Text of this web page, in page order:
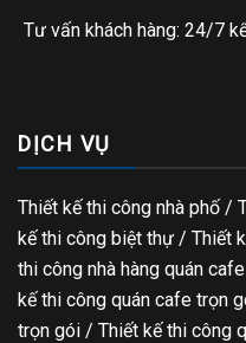
Tư vấn khách hàng: 24/7
DỊCH VỤ
Thiết kế thi công nhà phố /
kế thi công biệt thự / Thiết
thi công nhà hàng quán cafe
kế thi công quán cafe trọn
trọn gói / Thiết kế thi công